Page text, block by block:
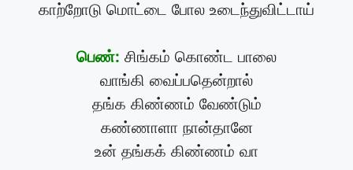
காற்றோடு மொட்டை போல உடைந்துவிட்டாய்
பெண்: சிங்கம் கொண்ட பாலை
வாங்கி வைப்பதென்றால்
தங்க கிண்ணம் வேண்டும்
கண்ணாளா நான்தானே
உன் தங்கக் கிண்ணம் வா